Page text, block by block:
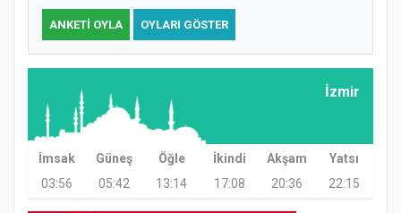
Etkinliği
ANKETI OYLA OYLARI GÖSTER
İzmir
İmsak Güneş Öğle İkindi Akşam
Yatsı
03:56
05:42 13:14 17:08 20:36 22:15